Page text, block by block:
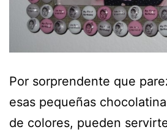
Por sorprendente que
esas pequeñas
de colores, pueden